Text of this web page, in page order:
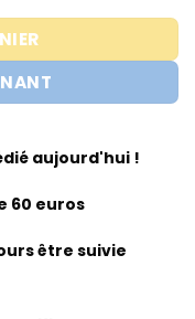
aujourd'hui !
60 euros
être suivie